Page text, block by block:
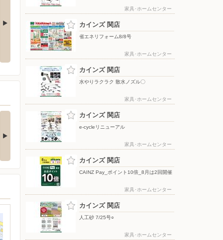
夏物大処分 ポップアップテント
+水物〇
水やりラクラク 散水ノズル〇
の酒類合同キャンペ
の酒類合同キャンペーン
催中！ 抽選で最大…
家具･ホームセンター
カインズ 関店
省エネリフォーム8/8号
家具･ホームセンター
カインズ 関店
水やりラクラク 散水ノズル〇
家具･ホームセンター
カインズ 関店
e-cycleリニューアル
家具･ホームセンター
カインズ 関店
CAINZ Pay_ポイント10倍_8月は2回開催
家具･ホームセンター
カインズ 関店
人工砂 7/25号○
家具･ホームセンター